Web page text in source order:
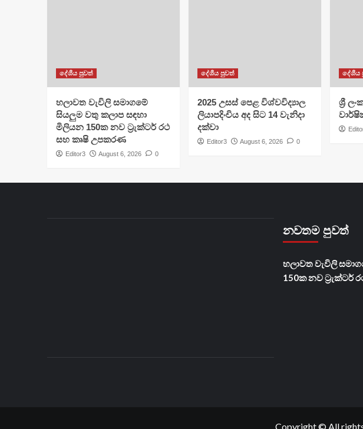
දේශීය පුවත්
හලාවත වැවිලි සමාගමේ
සියලුම වතු කලාප සඳහා
මිලියන 150ක නව ට්‍රැක්ටර් රථ
සහ කෘෂි උපකරණ
Editor3 August 6, 2026 0
දේශීය පුවත්
​2025 උසස් පෙළ විශ්වවිද්‍යාල
ලියාපදිංචිය අද සිට 14 වැනිදා
දක්වා
Editor3 August 6, 2026 0
දේශීය
ශ්‍රී
නවතම පුවත්
හලාවත වැවිලි
150ක නව ට්‍රැක්ටර්
Copyright © All